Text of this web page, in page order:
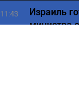
11:43
Израиль
министра